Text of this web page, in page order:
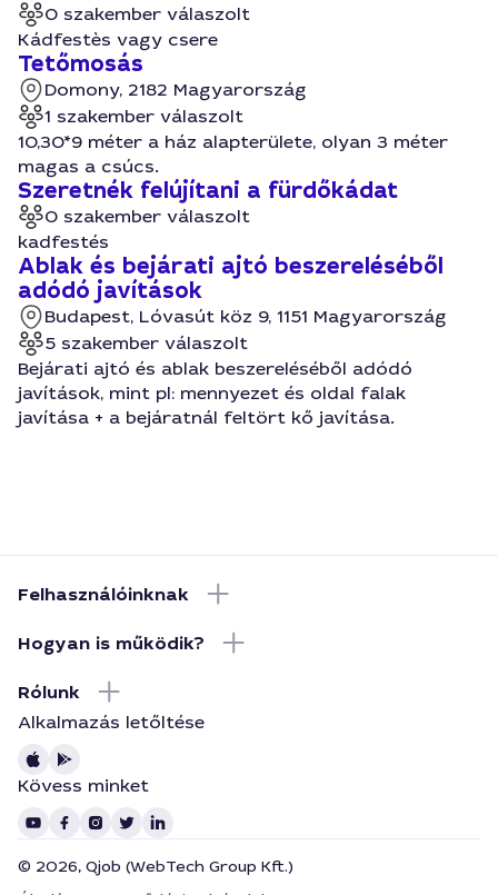
0 szakember válaszolt
Kádfestès vagy csere
Tetőmosás
Domony, 2182 Magyarország
1 szakember válaszolt
10,30*9 méter a ház alapterülete, olyan 3 méter
magas a csúcs.
Szeretnék felújítani a fürdőkádat
0 szakember válaszolt
kadfestés
Ablak és bejárati ajtó beszereléséből
adódó javítások
Budapest, Lóvasút köz 9, 1151 Magyarország
5 szakember válaszolt
Bejárati ajtó és ablak beszereléséből adódó
javítások, mint pl: mennyezet és oldal falak
javítása + a bejáratnál feltört kő javítása.
Felhasználóinknak
Hogyan is működik?
Rólunk
Alkalmazás letőltése
Kövess minket
© 2026, Qjob (WebTech Group Kft.)